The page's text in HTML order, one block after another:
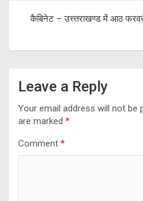
कैबिनेट – उत्त्तराखण्ड में आठ
Leave a Reply
Your email address will not be
are marked *
Comment *